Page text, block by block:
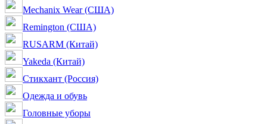
Mechanix Wear (США)
Remington (США)
RUSARM (Китай)
Yakeda (Китай)
Стикхант (Россия)
Одежда и обувь
Головные уборы